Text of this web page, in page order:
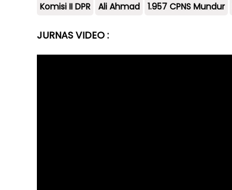
Komisi II DPR Ali Ahmad 1.957 CPNS Mundur
JURNAS VIDEO :